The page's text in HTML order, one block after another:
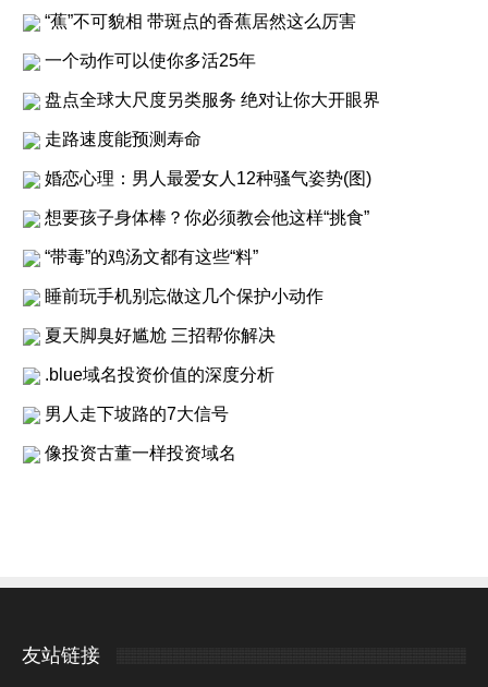
“蕉”不可貌相 带斑点的香蕉居然这么厉害
一个动作可以使你多活25年
盘点全球大尺度另类服务 绝对让你大开眼界
走路速度能预测寿命
婚恋心理：男人最爱女人12种骚气姿势(图)
想要孩子身体棒？你必须教会他这样“挑食”
“带毒”的鸡汤文都有这些“料”
睡前玩手机别忘做这几个保护小动作
夏天脚臭好尴尬 三招帮你解决
.blue域名投资价值的深度分析
男人走下坡路的7大信号
像投资古董一样投资域名
友站链接